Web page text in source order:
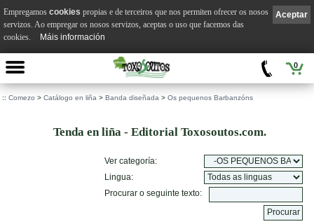
0
:: Comezo > Catálogo en liña > Banda diseñada > Os pequenos Barbanzóns
Tenda en liña - Editorial Toxosoutos.com.
Ver categoría:
Lingua:
Procurar o seguinte texto:
Aceptar
Empregamos cookies propias e de terceiros que nos permiten ofrecer os nosos
servizos. Ao empregar os nosos servizos, aceptas o uso que facemos das
cookies.
Máis información